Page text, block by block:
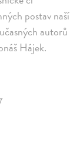
postav naší
autorů
Hájek.